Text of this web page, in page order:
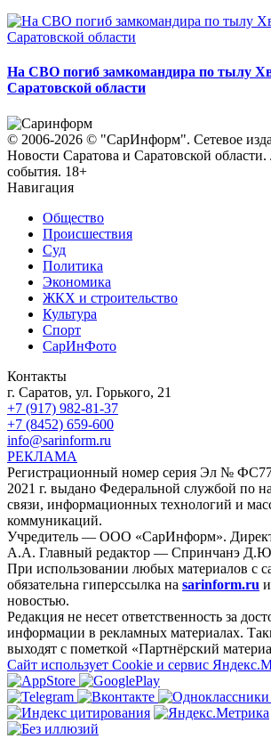
На СВО погиб замкомандира по тылу
Саратовской области
© 2006-2026 © "СарИнформ". Сетевое
Новости Саратова и Саратовской
события. 18+
Навигация
Общество
Происшествия
Суд
Политика
Экономика
ЖКХ и строительство
Культура
Спорт
СарИнФото
Контакты
г. Саратов, ул. Горького, 21
+7 (917) 982-81-37
+7 (8452) 659-600
info@sarinform.ru
РЕКЛАМА
Регистрационный номер серия Эл №
2021 г. выдано Федеральной службой по
связи, информационных технологий и
коммуникаций.
Учредитель — ООО «СарИнформ».
А.А. Главный редактор — Спринчанэ
При использовании любых материалов с
обязательна гиперссылка на sarinform.ru
новостью.
Редакция не несет ответственность за
информации в рекламных материалах.
выходят с пометкой «Партнёрский
Сайт использует Cookie и сервиc